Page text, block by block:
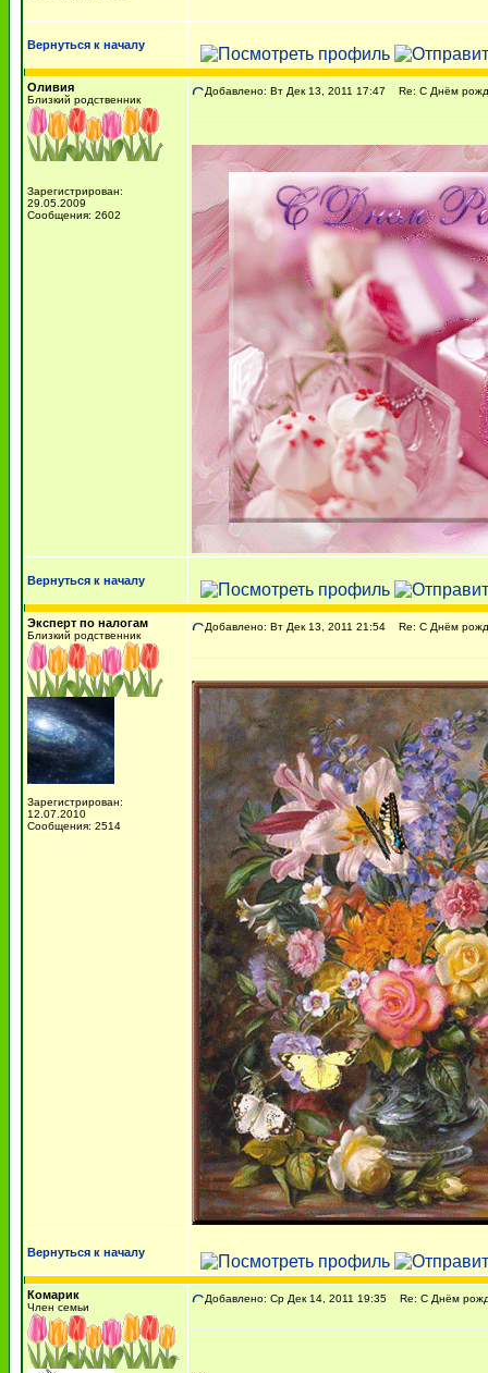
Вернуться к началу
Оливия
Близкий родственник
Зарегистрирован:
29.05.2009
Сообщения: 2602
Добавлено: Вт Дек 13, 2011 17:47 Re: С Днём
Вернуться к началу
Эксперт по налогам
Близкий родственник
Зарегистрирован:
12.07.2010
Сообщения: 2514
Добавлено: Вт Дек 13, 2011 21:54 Re: С Днём
Вернуться к началу
Комарик
Член семьи
Добавлено: Ср Дек 14, 2011 19:35 Re: С Днём